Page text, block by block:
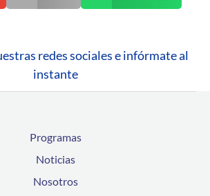
redes sociales e infórmate al
instante
Programas
Noticias
Nosotros